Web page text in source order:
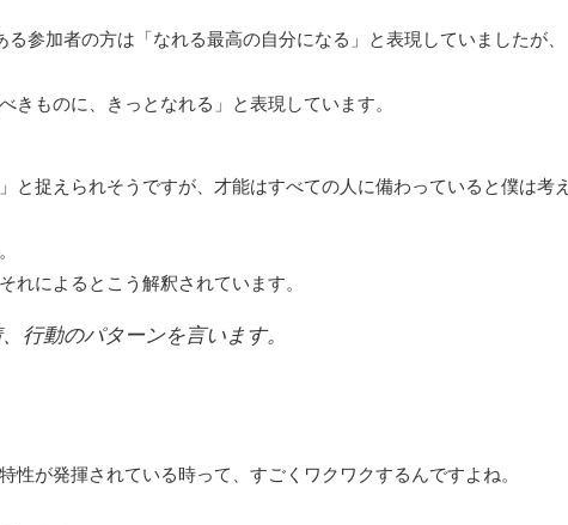
参加者の方は「なれる最高の自分になる」と表現していましたが、
ものに、きっとなれる」と表現しています。
と捉えられそうですが、才能はすべての人に備わっていると僕は考え
れによるとこう解釈されています。
行動のパターンを言います。
が発揮されている時って、すごくワクワクするんですよね。